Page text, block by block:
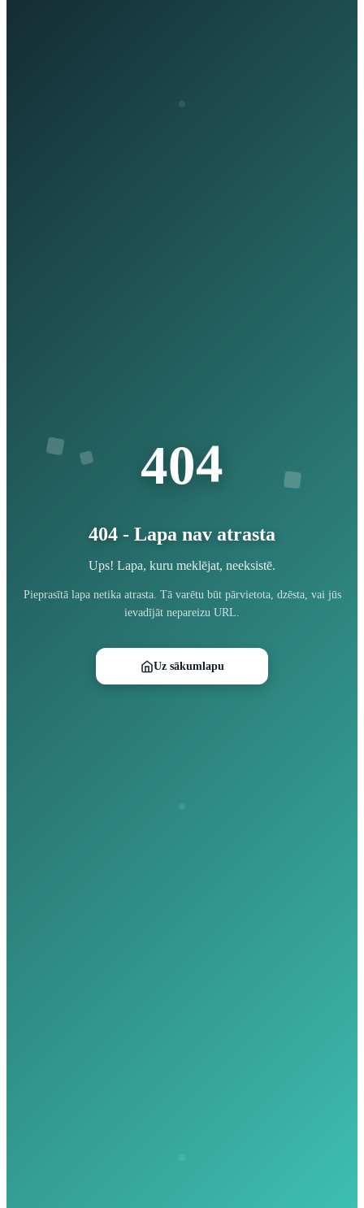
404
404 - Lapa nav atrasta
Ups! Lapa, kuru meklējat, neeksistē.
Pieprasītā lapa netika atrasta. Tā varētu būt pārvietota, dzēsta, vai jūs
ievadījāt nepareizu URL.
Uz sākumlapu